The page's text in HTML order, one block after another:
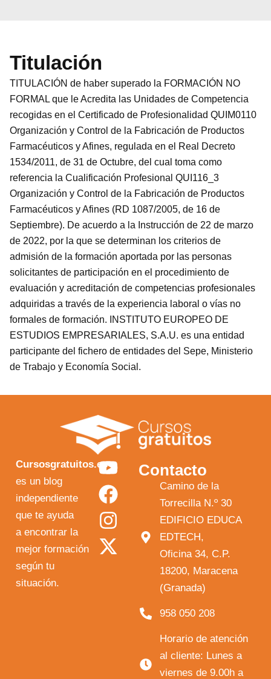
Titulación
TITULACIÓN de haber superado la FORMACIÓN NO
FORMAL que le Acredita las Unidades de Competencia
recogidas en el Certificado de Profesionalidad QUIM0110
Organización y Control de la Fabricación de Productos
Farmacéuticos y Afines, regulada en el Real Decreto
1534/2011, de 31 de Octubre, del cual toma como
referencia la Cualificación Profesional QUI116_3
Organización y Control de la Fabricación de Productos
Farmacéuticos y Afines (RD 1087/2005, de 16 de
Septiembre). De acuerdo a la Instrucción de 22 de marzo
de 2022, por la que se determinan los criterios de
admisión de la formación aportada por las personas
solicitantes de participación en el procedimiento de
evaluación y acreditación de competencias profesionales
adquiridas a través de la experiencia laboral o vías no
formales de formación. INSTITUTO EUROPEO DE
ESTUDIOS EMPRESARIALES, S.A.U. es una entidad
participante del fichero de entidades del Sepe, Ministerio
de Trabajo y Economía Social.
Cursosgratuitos.es
es un blog
independiente
que te ayuda
a encontrar la
mejor formación
según tu
situación.
Y
o
u
t
u
F
a
c
e
b
I
n
s
t
a
X
-
t
w
i
Contacto
Camino de la
Torrecilla N.º 30
EDIFICIO EDUCA
EDTECH,
Oficina 34, C.P.
18200, Maracena
(Granada)
958 050 208
Horario de atención
al cliente: Lunes a
viernes de 9.00h a